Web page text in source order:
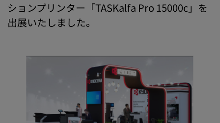
ションプリンター「TASKalfa Pro 15000c」を
出展いたしました。